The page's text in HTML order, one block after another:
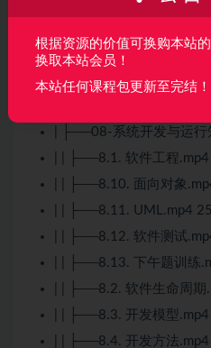
| | ├──7.7. 入侵检测系统
| | ├──7.8. 计算机病毒
| ├──08-系统开发与运行
| | ├──8.1. 软件工程
| | ├──8.10. 面向对象
| | ├──8.11. UML.mp4
| | ├──8.12. 软件测试
| | ├──8.13. 下午题训练
| | ├──8.2. 软件生命周期
| | ├──8.3. 开发模型
| | ├──8.4. 开发方法
根据资源的价值可换购本站
换取本站会员！
本站任何课程包更新至完结！